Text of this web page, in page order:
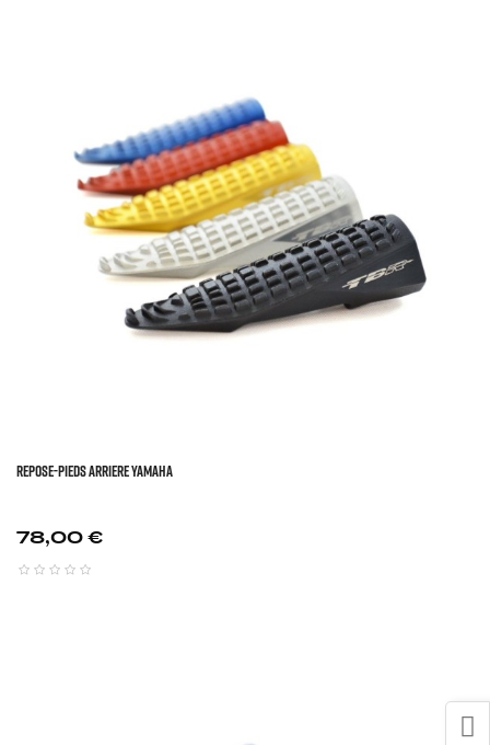
REPOSE-PIEDS ARRIERE YAMAHA
Prix
78,00 €